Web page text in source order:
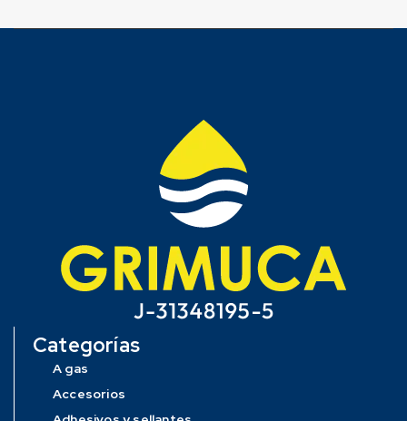
Categorías
A gas
Accesorios